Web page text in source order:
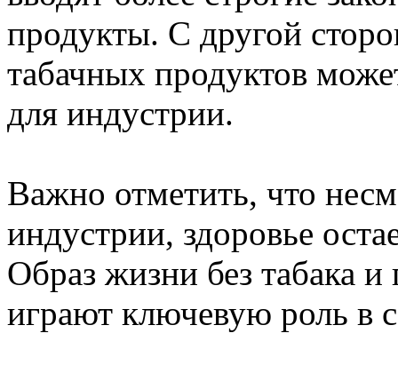
продукты. С другой
табачных продуктов
для индустрии.
Важно отметить, что
индустрии, здоровье
Образ жизни без табака
играют ключевую роль в